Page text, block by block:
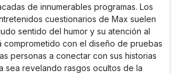
de innumerables programas. Los
cuestionarios de Max suelen
sentido del humor y su atención al
comprometido con el diseño de pruebas
personas a conectar con sus historias
sea revelando rasgos ocultos de la